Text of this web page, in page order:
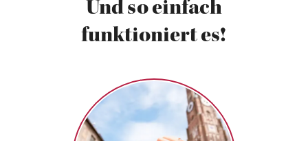
Und so einfach
funktioniert es!